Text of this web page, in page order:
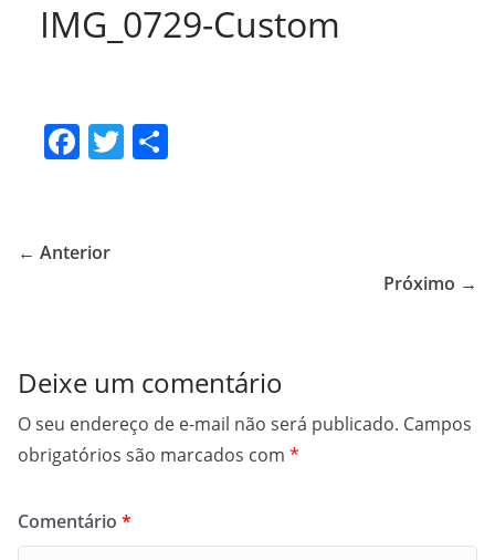
IMG_0729-Custom
F
e
k
T
← Anterior
Próximo →
Deixe um comentário
O seu endereço de e-mail não será publicado. Campos
obrigatórios são marcados com *
Comentário *